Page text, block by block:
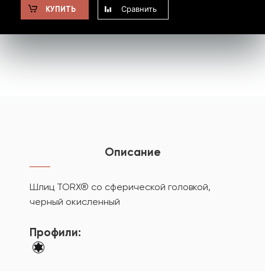
КУПИТЬ Сравнить
Описание
Шлиц TORX® со сферической головкой,
черный окисленный
Профили: